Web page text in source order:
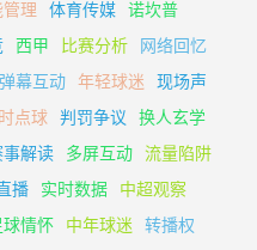
理 体育传媒
诺坎普
西甲 比赛分析
网络回忆
弹幕互动 年轻球迷
现场声
点球 判罚争议
换人玄学
事解读 多屏互动
流量陷阱
播 实时数据
中超观察
球情怀 中年球迷
转播权